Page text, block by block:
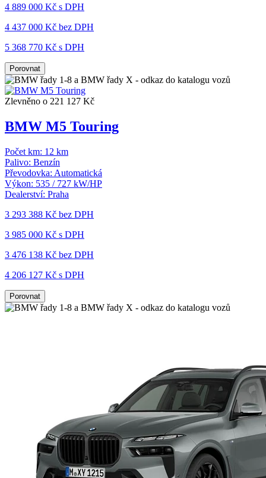
4 889 000 Kč s DPH
4 437 000 Kč bez DPH
5 368 770 Kč s DPH
Porovnat
Zlevněno o 221 127 Kč
BMW M5 Touring
Počet km: 12 km
Palivo: Benzín
Převodovka: Automatická
Výkon: 535 / 727 kW/HP
Dealerství: Praha
3 293 388 Kč bez DPH
3 985 000 Kč s DPH
3 476 138 Kč bez DPH
4 206 127 Kč s DPH
Porovnat